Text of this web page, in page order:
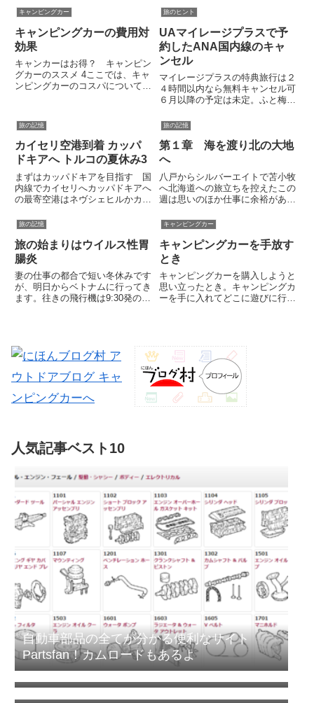
こと言いたいのは、キャンピング
カーは異形なるキメラ、マジンガ
ーＺのあしゅら男爵（古い）み
た...
り。食欲はあるものの寝たきり・
いました。このような状況では、
もう旅は無理です。キャンピン
グ...
キャンピングカー
キャンピングカーの費用対
効果
キャンカーはお得？ キャンピン
グカーのススメ 4ここでは、キャ
ンピングカーのコスパについて私
当たり前のことより、必要なのは
奥さんを説得するロジック。それ
はよくわかっております。時間...
旅のヒント
UAマイレージプラスで予
約したANA国内線のキャ
ンセル
マイレージプラスの特典旅行は２
４時間以内なら無料キャンセル可
６月以降の予定は未定。ふと梅雨
い立ち、ANAで空席を探してみ
る。羽田-札幌（千歳）は人気路
線なので、２か月を切るタイミン
グだとけっこうお高い。いつも
旅の記憶
カイセリ空港到着 カッパ
ドキアへ トルコの夏休み3
まずはカッパドキアを目指す 国
内線でカイセリへカッパドキアへ
の最寄空港はネヴシェヒルかカイ
に近いのですがタイムスケジュー
ルの関係で今回はカイセリ経由、
送迎車でカッパドキアを目指しま
す。
旅の記憶
第１章 海を渡り北の大地
へ
八戸からシルバーエイトで苫小牧
へ北海道への旅立ちを控えたこの
週は思いのほか仕事に余裕があっ
と力技、急遽金曜日も休暇取得。
出発を１日繰り上げて八戸に向か
うことにした。八戸を土曜日の朝
に出る「シルバープリンセス」
に...
旅の記憶
旅の始まりはウイルス性胃
腸炎
妻の仕事の都合で短い冬休みです
が、明日からベトナムに行ってき
ます。往きの飛行機は9:30発のベ
ことにしました。前乗りには...
キャンピングカー
キャンピングカーを手放す
とき
キャンピングカーを購入しようと
思い立ったとき。キャンピングカ
ーを手に入れてどこに遊びに行こ
も素晴らしいサイトばかりでキ
ャ...
人気記事ベスト10
自動車部品の全てが分かる便利なサイト
Partsfan！カムロードもあるよ
キャンピングカーのオールペン全容｜キャブ
コン全塗の費用は?
カムロードのタイヤはこれで決まり！デイブ
レイクのタイヤ交換
エアコン室外機がタイヤを劣化させる！オゾ